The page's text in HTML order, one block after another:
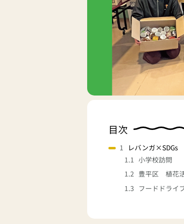
目次
レバンガ×SDGs
小学校訪問
豊平区 植花
フードドライ